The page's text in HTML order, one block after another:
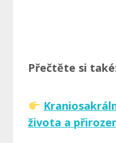
Přečtěte si
života a